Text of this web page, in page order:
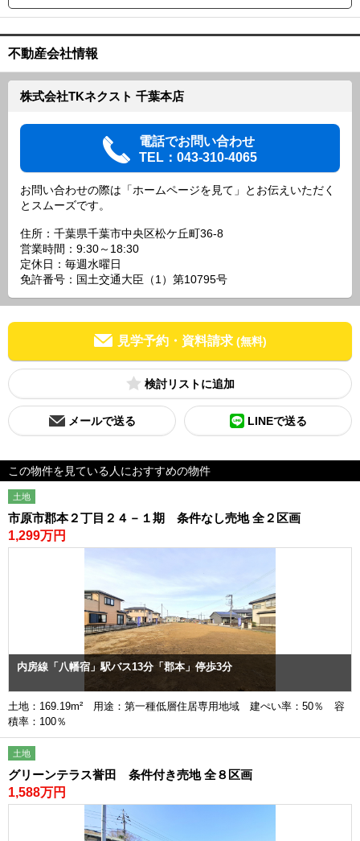
不動産会社情報
株式会社TKネクスト 千葉本店
電話でお問い合わせ
TEL：043-310-4065
お問い合わせの際は「ホームページを見て」とお伝えいただく
とスムーズです。
住所：千葉県千葉市中央区松ケ丘町36-8
営業時間：9:30～18:30
定休日：毎週水曜日
免許番号：国土交通大臣（1）第10795号
見学予約・資料請求 (無料)
検討リスト
メールで送る LINEで送る
この物件を見ている人におすすめの物件
土地
市原市郡本２丁目２４－１期 条件なし売地 全２区画
1,299万円
内房線「八幡宿」駅バス13分「郡本」停歩3分
土地：169.19m² 用途：第一種低層住居専用地域 建ぺい率：50％ 容
積率：100％
土地
グリーンテラス誉田 条件付き売地 全８区画
1,588万円